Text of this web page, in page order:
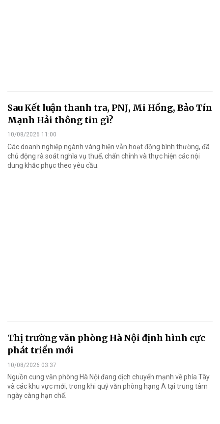
Sau Kết luận thanh tra, PNJ, Mi Hồng, Bảo Tín
Mạnh Hải thông tin gì?
10/08/2026 11:00
Các doanh nghiệp ngành vàng hiện vẫn hoạt động bình thường, đã
chủ động rà soát nghĩa vụ thuế, chấn chỉnh và thực hiện các nội
dung khắc phục theo yêu cầu.
Thị trường văn phòng Hà Nội định hình cực
phát triển mới
10/08/2026 03:37
Nguồn cung văn phòng Hà Nội đang dịch chuyển mạnh về phía Tây
và các khu vực mới, trong khi quỹ văn phòng hạng A tại trung tâm
ngày càng hạn chế.